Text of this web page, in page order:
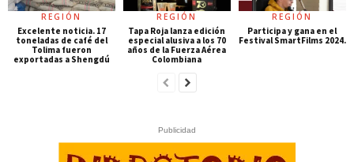
REGIÓN
Excelente noticia. 17
toneladas de café del
Tolima fueron
exportadas a Shengdú
REGIÓN
Tapa Roja lanza edición
especial alusiva a los 70
años de la Fuerza Aérea
Colombiana
REGIÓN
Participa y gana en el
Festival SmartFilms 2024.
Publicidad